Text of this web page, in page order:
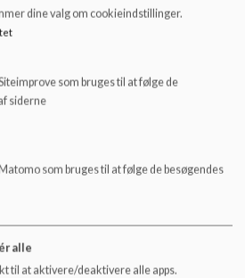
for skolebestyrelsen.pdf
dine valg om cookieindstillinger.
som bruges til at følge de
siderne
som bruges til at følge de besøgendes
alle
til at aktivere/deaktivere alle apps.